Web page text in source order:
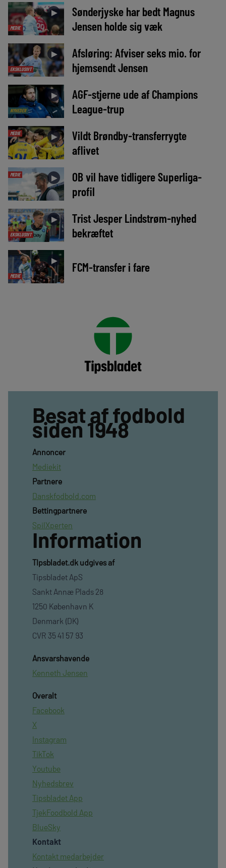
MEDIE
►
Sønderjyske har bedt Magnus
Jensen holde sig væk
EKSKLUSIVT
►
Afsløring: Afviser seks mio. for
hjemsendt Jensen
NYHEDER
►
AGF-stjerne ude af Champions
League-trup
MEDIE ►
Vildt Brøndby-transferrygte
aflivet
MEDIE ►
OB vil have tidligere Superliga-
profil
EKSKLUSIVT
►
Trist Jesper Lindstrøm-nyhed
bekræftet
MEDIE
► FCM-transfer i fare
Besat af fodbold
siden 1948
Annoncer
Mediekit
Partnere
Danskfodbold.com
Bettingpartnere
SpilXperten
Information
TIpsbladet.dk udgives af
Tipsbladet ApS
Sankt Annæ Plads 28
1250 København K
Denmark (DK)
CVR 35 41 57 93
Ansvarshavende
Kenneth Jensen
Overalt
Facebook
X
Instagram
TikTok
Youtube
Nyhedsbrev
Tipsbladet App
TjekFoodbold App
BlueSky
Kontakt
Kontakt medarbejder